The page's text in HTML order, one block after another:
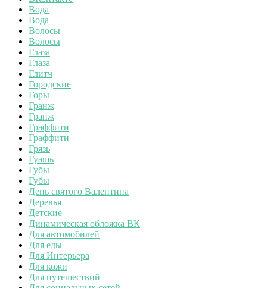
Вода
Вода
Волосы
Волосы
Глаза
Глаза
Глитч
Городские
Горы
Гранж
Гранж
Граффити
Граффити
Грязь
Гуашь
Губы
Губы
День святого Валентина
Деревья
Детские
Динамическая обложка ВК
Для автомобилей
Для еды
Для Интерьера
Для кожи
Для путешествий